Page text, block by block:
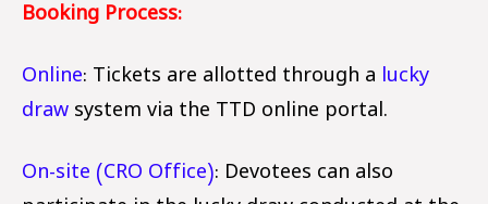
Booking Process:
Online: Tickets are allotted through a lucky
draw system via the TTD online portal.
On-site (CRO Office): Devotees can also